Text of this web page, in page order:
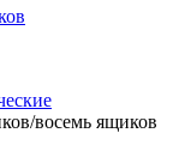
восемь ящиков